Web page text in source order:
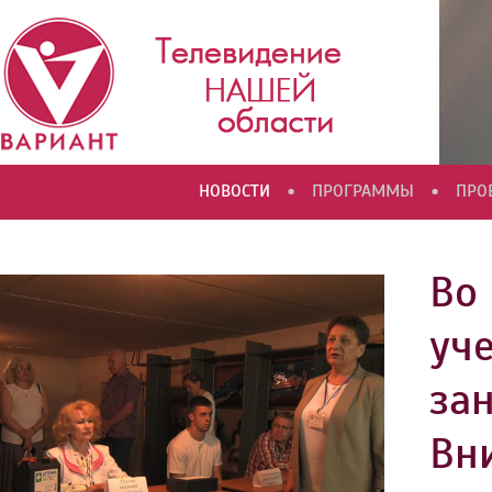
НОВОСТИ • ПРОГРАММЫ •
Во